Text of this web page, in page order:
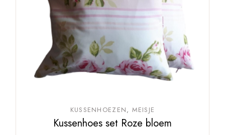
KUSSENHOEZEN MEISJE
Kussenhoes set Roze bloem